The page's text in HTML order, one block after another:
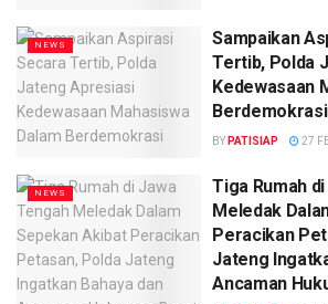
NEWS
Sampaikan
Tertib, Polda
Kedewasaan
Berdemokrasi
BY PATISIAP 27
NEWS
Tiga Rumah
Meledak
Peracikan
Jateng
Ancaman